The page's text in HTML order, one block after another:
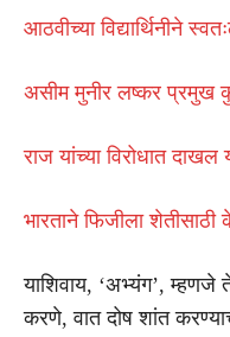
आठवीच्या विद्यार्थिनीने
असीम मुनीर लष्कर प्रमुख
राज यांच्या विरोधात
भारताने फिजीला
याशिवाय, ‘अभ्यंग’, म्हणजे
करणे, वात दोष शांत